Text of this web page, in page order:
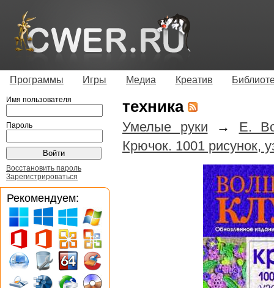
Программы Игры Медиа Креатив
техника
Умелые руки → Е.
Крючок. 1001 рисунок,
Имя пользователя
Пароль
Восстановить пароль
Зарегистрироваться
Рекомендуем: